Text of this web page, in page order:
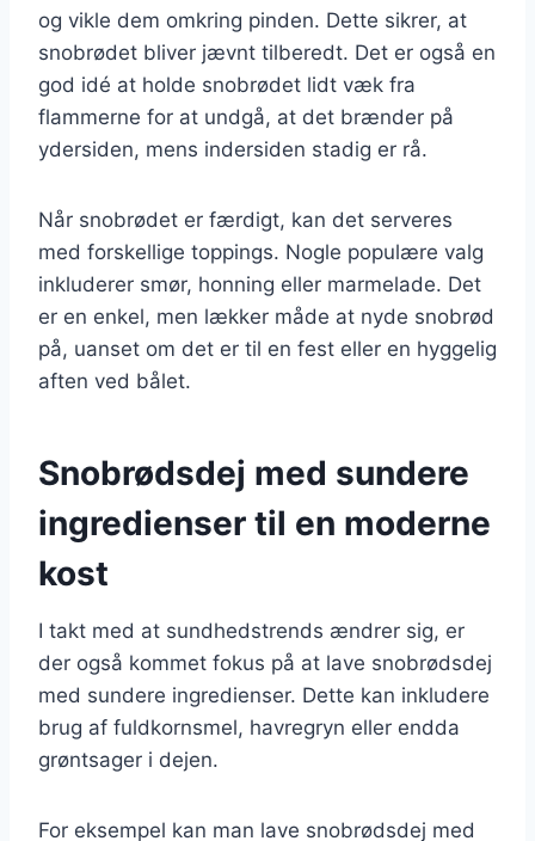
og vikle dem omkring pinden. Dette sikrer, at
snobrødet bliver jævnt tilberedt. Det er også en
god idé at holde snobrødet lidt væk fra
flammerne for at undgå, at det brænder på
ydersiden, mens indersiden stadig er rå.
Når snobrødet er færdigt, kan det serveres
med forskellige toppings. Nogle populære valg
inkluderer smør, honning eller marmelade. Det
er en enkel, men lækker måde at nyde snobrød
på, uanset om det er til en fest eller en hyggelig
aften ved bålet.
Snobrødsdej med sundere
ingredienser til en moderne
kost
I takt med at sundhedstrends ændrer sig, er
der også kommet fokus på at lave snobrødsdej
med sundere ingredienser. Dette kan inkludere
brug af fuldkornsmel, havregryn eller endda
grøntsager i dejen.
For eksempel kan man lave snobrødsdej med